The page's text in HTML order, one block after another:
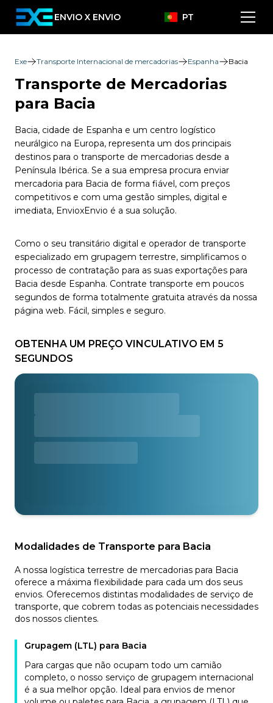
ENVIO X ENVIO PT
Exe Transporte Internacional de mercadorias Espanha Bacia
Transporte de Mercadorias
para Bacia
Bacia, cidade de Espanha e um centro logístico
neurálgico na Europa, representa um dos principais
destinos para o transporte de mercadorias desde a
Península Ibérica. Se a sua empresa procura enviar
mercadoria para Bacia de forma fiável, com preços
competitivos e com uma gestão simples, digital e
imediata, EnvioxEnvio é a sua solução.
Como o seu transitário digital e operador de transporte
especializado em grupagem terrestre, simplificamos o
processo de contratação para as suas exportações para
Bacia desde Espanha. Contrate transporte em poucos
segundos de forma totalmente gratuita através da nossa
página web. Fácil, simples e seguro.
OBTENHA UM PREÇO VINCULATIVO EM 5
SEGUNDOS
Modalidades de Transporte para Bacia
A nossa logística terrestre de mercadorias para Bacia
oferece a máxima flexibilidade para cada um dos seus
envios. Oferecemos distintas modalidades de serviço de
transporte, que cobrem todas as potenciais necessidades
dos nossos clientes.
Grupagem (LTL) para Bacia
Para cargas que não ocupam todo um camião
completo, o nosso serviço de grupagem internacional
é a sua melhor opção. Ideal para envios de menor